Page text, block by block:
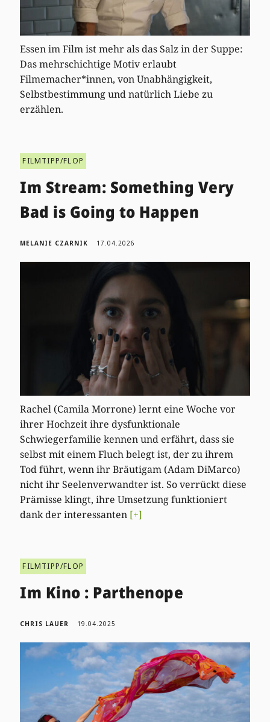
Essen im Film ist mehr als das Salz in der Suppe:
Das mehrschichtige Motiv erlaubt
Filmemacher*innen, von Unabhängigkeit,
Selbstbestimmung und natürlich Liebe zu
erzählen.
FILMTIPP/FLOP
Im Stream: Something Very
Bad is Going to Happen
MELANIE CZARNIK 17.04.2026
Rachel (Camila Morrone) lernt eine Woche vor
ihrer Hochzeit ihre dysfunktionale
Schwiegerfamilie kennen und erfährt, dass sie
selbst mit einem Fluch belegt ist, der zu ihrem
Tod führt, wenn ihr Bräutigam (Adam DiMarco)
nicht ihr Seelenverwandter ist. So verrückt diese
Prämisse klingt, ihre Umsetzung funktioniert
dank der interessanten [+]
FILMTIPP/FLOP
Im Kino : Parthenope
CHRIS LAUER 19.04.2025